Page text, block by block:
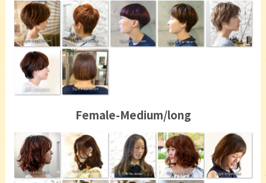
Female-Medium/long